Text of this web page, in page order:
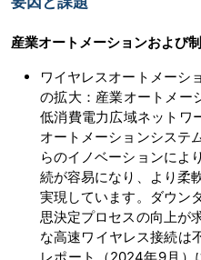
産業オートメーションおよび
ワイヤレスオートメーシ
の拡大：産業オートメー
低消費電力広域ネットワ
オートメーションシステ
らのイノベーションによ
続が容易になり、より柔
実現しています。ダウン
思決定プロセスの向上が
な高速ワイヤレス接続は
レポート（2024年9月）